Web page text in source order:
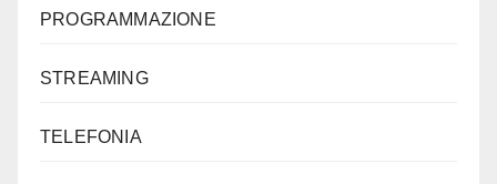
PROGRAMMAZIONE
STREAMING
TELEFONIA